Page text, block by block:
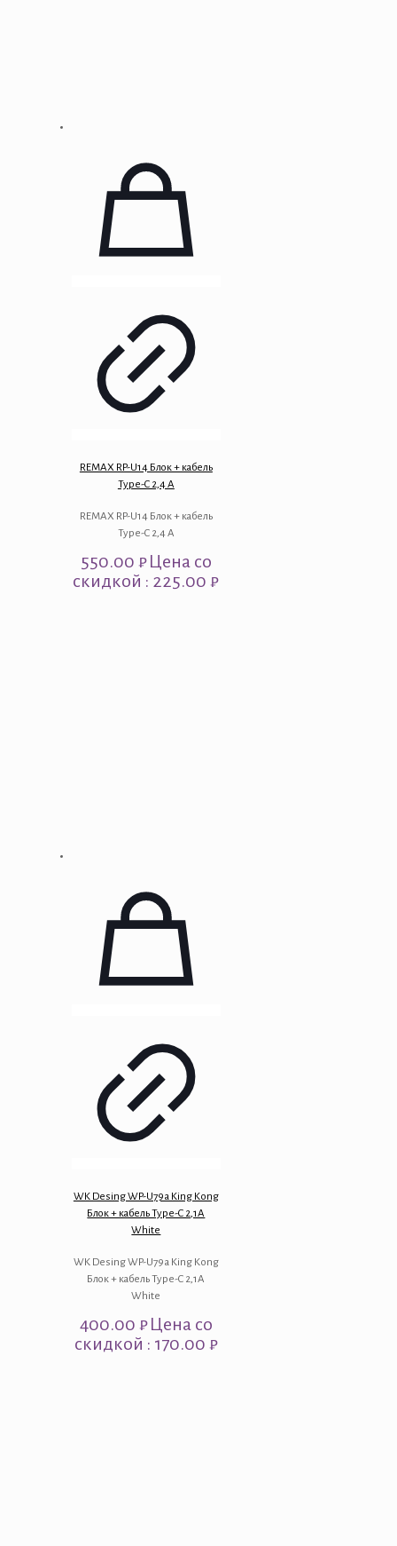
REMAX RP-U14 Блок + кабель
Type-C 2,4 A
REMAX RP-U14 Блок + кабель
Type-C 2,4 A
550.00 ₽Цена со
скидкой : 225.00 ₽
WK Desing WP-U79a King Kong
Блок + кабель Type-C 2,1A
White
WK Desing WP-U79a King Kong
Блок + кабель Type-C 2,1A
White
400.00 ₽Цена со
скидкой : 170.00 ₽